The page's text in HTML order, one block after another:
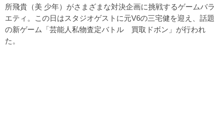
所飛貴（美 少年）がさまざまな対決企画に挑戦するゲームバラ
エティ。この日はスタジオゲストに元V6の三宅健を迎え、話題
の新ゲーム「芸能人私物査定バトル 買取ドボン」が行われ
た。